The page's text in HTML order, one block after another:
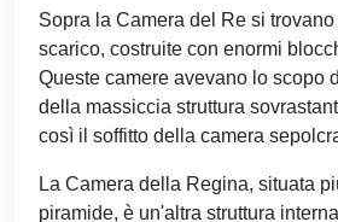
Sopra la Camera del Re si
scarico, costruite con enormi
Queste camere avevano lo scopo
della massiccia struttura
così il soffitto della camera
La Camera della Regina, situata
piramide, è un'altra struttura